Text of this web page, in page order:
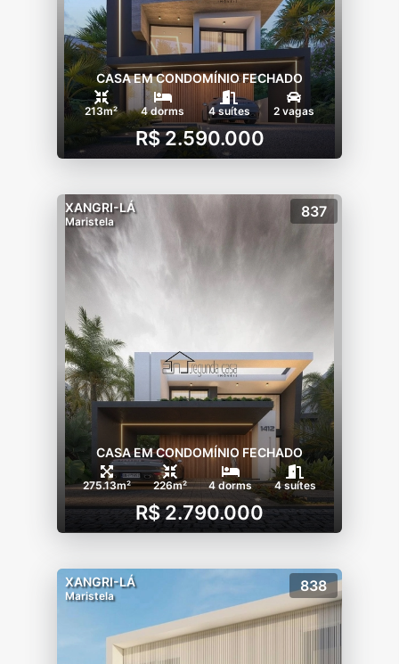
CASA EM CONDOMÍNIO FECHADO
213m² 4 dorms 4 suítes 2 vagas
R$ 2.590.000
XANGRI-LÁ
Maristela
837
CASA EM CONDOMÍNIO FECHADO
275.13m² 226m² 4 dorms 4 suítes
R$ 2.790.000
XANGRI-LÁ
Maristela
838